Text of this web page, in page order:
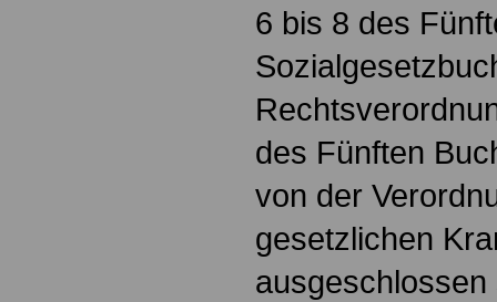
6 bis 8 des
des Fünften
von der
gesetzlichen
ausgeschlossen